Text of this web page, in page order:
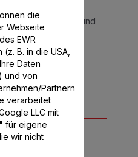
dazugeben und
Rezept
Sie
die
Webseite
EWR
B. in die USA,
Daten
und von
Partnern
verarbeitet
LLC mit
für eigene
wir nicht